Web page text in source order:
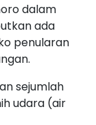
dalam
ada
penularan
sejumlah
udara (air